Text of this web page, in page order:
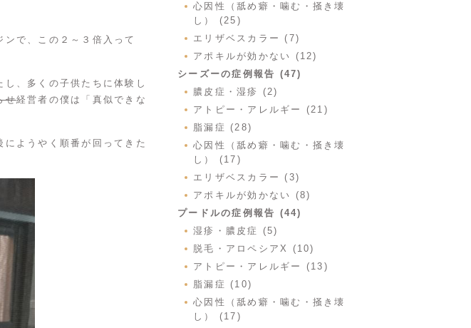
で、この２～３倍入って
、多くの子供たちに体験し
せ経営者の僕は「真似できな
ようやく順番が回ってきた
心因性（舐め癖・噛む・掻き壊
し） (25)
エリザベスカラー (7)
アポキルが効かない (12)
シーズーの症例報告 (47)
膿皮症・湿疹 (2)
アトピー・アレルギー (21)
脂漏症 (28)
心因性（舐め癖・噛む・掻き壊
し） (17)
エリザベスカラー (3)
アポキルが効かない (8)
プードルの症例報告 (44)
湿疹・膿皮症 (5)
脱毛・アロペシアX (10)
アトピー・アレルギー (13)
脂漏症 (10)
心因性（舐め癖・噛む・掻き壊
し） (17)